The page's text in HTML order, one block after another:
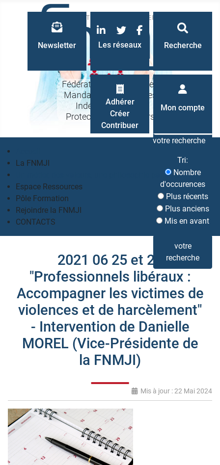
Fédération Nationale des
Mandataires Judiciaires
Indépendants à la
Protection des Majeurs
La FNMJI
Un métier, des valeurs, une philosophie partagés
Espace Ressources
Pôle Formation
Rejoindre la FNMJI
CONTACTS
Recherche
Recherche
votre recherche
Tri:
Nombre
d'occurences
Plus récents
Plus anciens
Mis en avant
votre
recherche
Les réseaux
LinkedInTwitterFacebook
Newsletter
Mon compte
Adhérer
Créer
Contribuer
2021 06 25 et 26
"Professionnels libéraux :
Accompagner les victimes de
violences et de harcèlement"
- Intervention de Danielle
MOREL (Vice-Présidente de
la FNMJI)
Mis à jour : 22 Mai 2024